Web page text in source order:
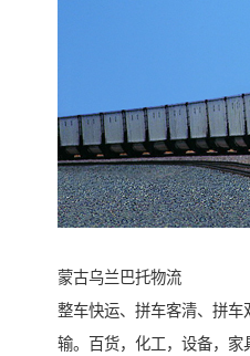
蒙古乌兰巴托物流
整车快运、拼车客清、拼
输。百货，化工，设备，家